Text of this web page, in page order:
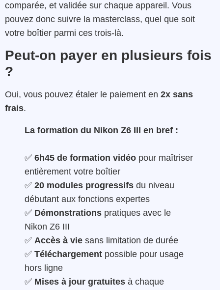
comparée, et validée sur chaque appareil. Vous
pouvez donc suivre la masterclass, quel que soit
votre boîtier parmi ces trois-là.
Peut-on payer en plusieurs fois
?
Oui, vous pouvez étaler le paiement en 2x sans
frais.
La formation du Nikon Z6 III en bref :
✅ 6h45 de formation vidéo pour maîtriser
entièrement votre boîtier
✅ 20 modules progressifs du niveau
débutant aux fonctions expertes
✅ Démonstrations pratiques avec le
Nikon Z6 III
✅ Accès à vie sans limitation de durée
✅ Téléchargement possible pour usage
hors ligne
✅ Mises à jour gratuites à chaque